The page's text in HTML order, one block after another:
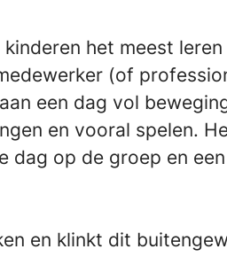
het meest leren
(of
een dag vol
en vooral spelen.
dag op de groep en
en klinkt dit